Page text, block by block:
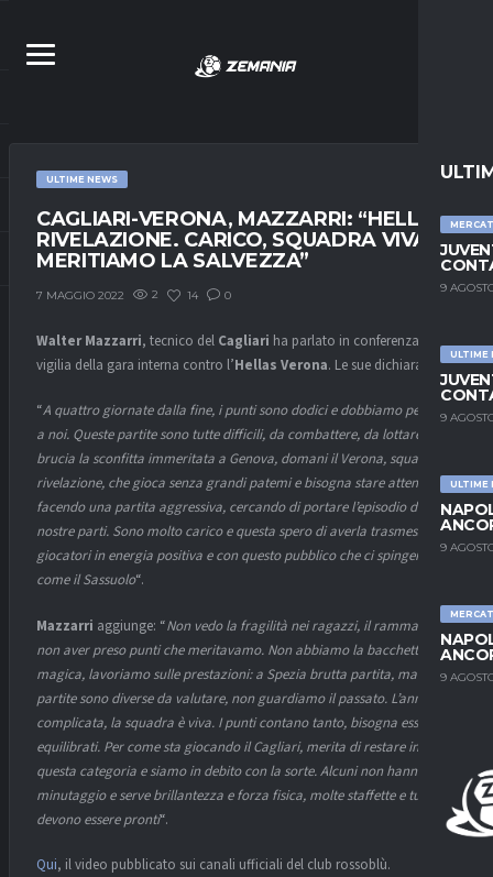
9
ULTIME
9
ULTIME
9
9
ULTIME NEWS
CAGLIARI-VERONA, MAZZARRI: “HELLAS
RIVELAZIONE. CARICO, SQUADRA VIVA,
MERITIAMO LA SALVEZZA”
7 MAGGIO 2022 2 14 0
Walter Mazzarri, tecnico del Cagliari ha parlato in conferenza alla
vigilia della gara interna contro l’Hellas Verona. Le sue dichiarazioni:
“A quattro giornate dalla fine, i punti sono dodici e dobbiamo pensare
a noi. Queste partite sono tutte difficili, da combattere, da lottare. Ci
brucia la sconfitta immeritata a Genova, domani il Verona, squadra
rivelazione, che gioca senza grandi patemi e bisogna stare attenti,
facendo una partita aggressiva, cercando di portare l’episodio dalle
nostre parti. Sono molto carico e questa spero di averla trasmessa ai
giocatori in energia positiva e con questo pubblico che ci spingerà
come il Sassuolo“.
Mazzarri aggiunge: “Non vedo la fragilità nei ragazzi, il rammarico è
non aver preso punti che meritavamo. Non abbiamo la bacchetta
magica, lavoriamo sulle prestazioni: a Spezia brutta partita, ma le
partite sono diverse da valutare, non guardiamo il passato. L’annata è
complicata, la squadra è viva. I punti contano tanto, bisogna essere
equilibrati. Per come sta giocando il Cagliari, merita di restare in
questa categoria e siamo in debito con la sorte. Alcuni non hanno
minutaggio e serve brillantezza e forza fisica, molte staffette e tutti
devono essere pronti“.
Qui, il video pubblicato sui canali ufficiali del club rossoblù.